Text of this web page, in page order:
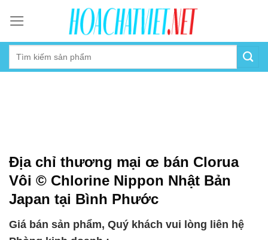
content
Địa chỉ thương mại œ bán Clorua
Vôi © Chlorine Nippon Nhật Bản
Japan tại Bình Phước
Giá bán sản phẩm, Quý khách vui lòng liên hệ